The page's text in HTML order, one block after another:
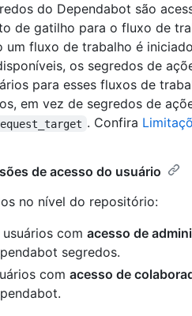
do Dependabot são
de gatilho para o fluxo de
um fluxo de trabalho é
os segredos de
para esses fluxos de
em vez de segredos de
. Confira
de acesso do usuário
no nível do repositório:
usuários com acesso de
segredos.
com acesso de